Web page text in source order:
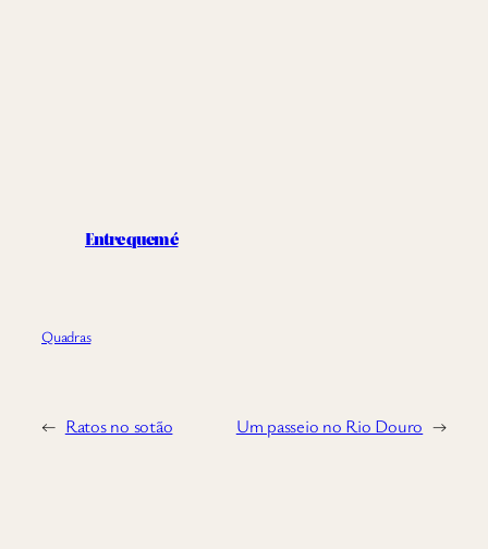
Entre quem é
Quadras
← Ratos no sotão Um passeio no Rio Douro →